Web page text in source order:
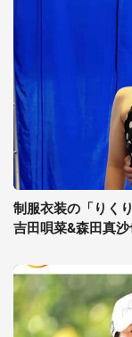
制服衣装の「りく
吉田唄菜&森田真